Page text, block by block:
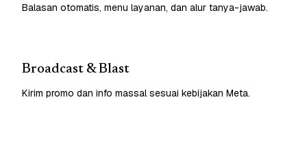
Balasan otomatis, menu layanan, dan alur tanya-jawab.
Broadcast & Blast
Kirim promo dan info massal sesuai kebijakan Meta.